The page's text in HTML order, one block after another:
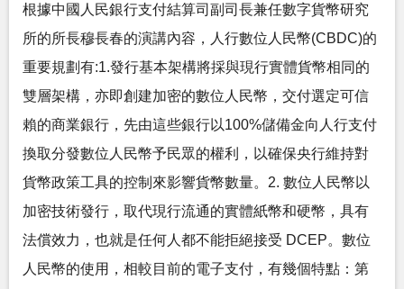
根據中國人民銀行支付結算司副司長兼任數字貨幣研究
所的所長穆長春的演講內容，人行數位人民幣(CBDC)的
重要規劃有:1.發行基本架構將採與現行實體貨幣相同的
雙層架構，亦即創建加密的數位人民幣，交付選定可信
賴的商業銀行，先由這些銀行以100%儲備金向人行支付
換取分發數位人民幣予民眾的權利，以確保央行維持對
貨幣政策工具的控制來影響貨幣數量。2. 數位人民幣以
加密技術發行，取代現行流通的實體紙幣和硬幣，具有
法償效力，也就是任何人都不能拒絕接受 DCEP。數位
人民幣的使用，相較目前的電子支付，有幾個特點：第